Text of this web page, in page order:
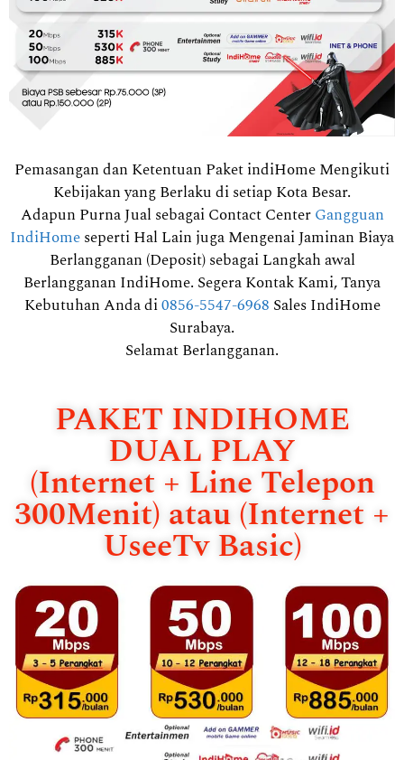
Pemasangan dan Ketentuan Paket indiHome Mengikuti
Kebijakan yang Berlaku di setiap Kota Besar.
Adapun Purna Jual sebagai Contact CenterGangguan
IndiHomeseperti Hal Lain juga Mengenai Jaminan Biaya
Berlangganan (Deposit) sebagai Langkah awal
Berlangganan IndiHome. Segera Kontak Kami, Tanya
Kebutuhan Anda di0856-5547-6968 Sales IndiHome
Surabaya.
Selamat Berlangganan.
PAKET INDIHOME
DUAL PLAY
(Internet + Line Telepon
300Menit) atau (Internet +
UseeTv Basic)